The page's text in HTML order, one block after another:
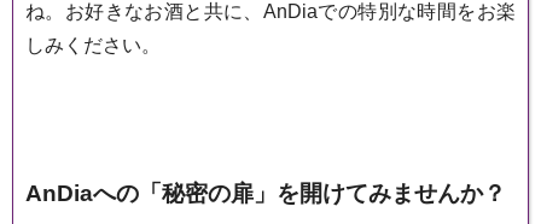
ね。お好きなお酒と共に、AnDiaでの特別な時間をお楽
しみください。
AnDiaへの「秘密の扉」を開けてみませんか？